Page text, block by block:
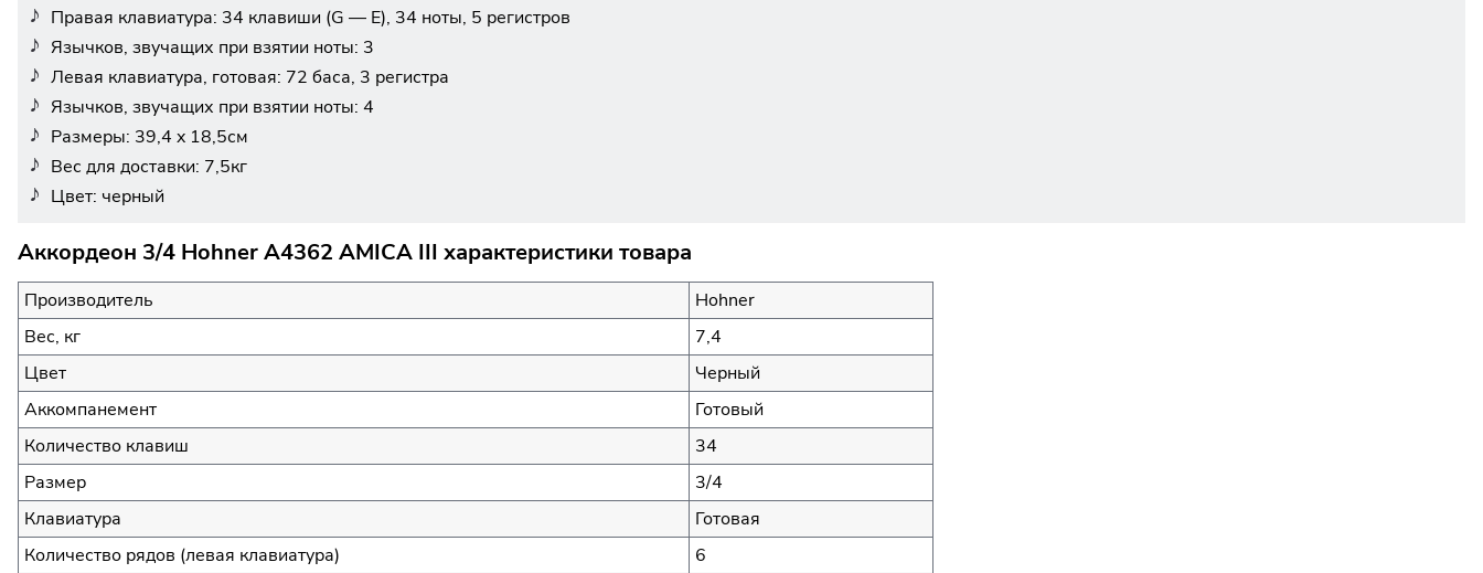
Правая клавиатура: 34 клавиши (G — E), 34 ноты, 5 регистров
Язычков, звучащих при взятии ноты: 3
Левая клавиатура, готовая: 72 баса, 3 регистра
Язычков, звучащих при взятии ноты: 4
Размеры: 39,4 x 18,5см
Вес для доставки: 7,5кг
Цвет: черный
Аккордеон 3/4 Hohner A4362 AMICA III характеристики товара
Производитель
Hohner
Вес, кг
7,4
Цвет
Черный
Аккомпанемент
Готовый
Количество клавиш
34
Размер
3/4
Клавиатура
Готовая
Количество рядов (левая клавиатура)
6